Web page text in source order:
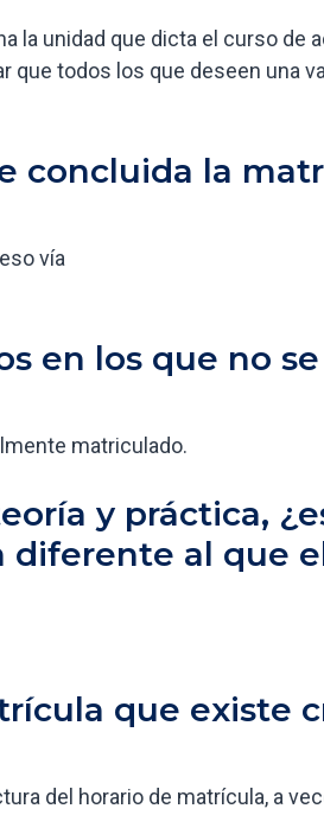
la unidad que dicta el curso de
que todos los que deseen una
concluida la
vía
en los que no
matriculado.
y práctica,
diferente al que
que existe
del horario de matrícula, a